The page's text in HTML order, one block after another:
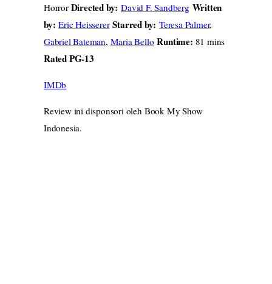
Horror Directed by:David F. Sandberg Written
by: Eric Heisserer Starred by: Teresa Palmer,
Gabriel Bateman, Maria Bello Runtime: 81 mins
Rated PG-13
IMDb
Review ini disponsori oleh Book My Show
Indonesia.